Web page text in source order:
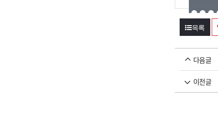
목록
다음글
이전글